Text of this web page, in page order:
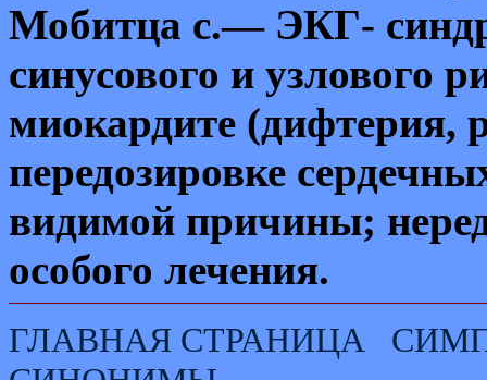
Мобитца с.— ЭКГ-
синусового и узлового
миокардите (дифтерия,
передозировке
видимой причины;
особого лечения.
ГЛАВНАЯ СТРАНИЦА